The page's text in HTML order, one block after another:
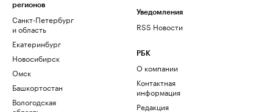
регионов
Санкт-Петербург
и область
Екатеринбург
Новосибирск
Омск
Башкортостан
Вологодская
Уведомления
RSS Новости
РБК
О компании
Контактная
информация
Редакция